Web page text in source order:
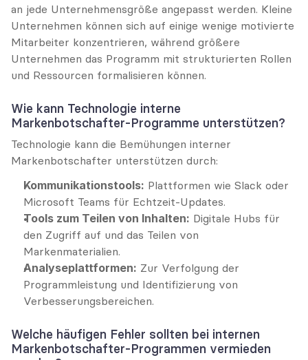
an jede Unternehmensgröße angepasst werden. Kleine
Unternehmen können sich auf einige wenige motivierte
Mitarbeiter konzentrieren, während größere
Unternehmen das Programm mit strukturierten Rollen
und Ressourcen formalisieren können.
Wie kann Technologie interne
Markenbotschafter-Programme unterstützen?
Technologie kann die Bemühungen interner
Markenbotschafter unterstützen durch:
Kommunikationstools: Plattformen wie Slack oder
Microsoft Teams für Echtzeit-Updates.
Tools zum Teilen von Inhalten: Digitale Hubs für
den Zugriff auf und das Teilen von
Markenmaterialien.
Analyseplattformen: Zur Verfolgung der
Programmleistung und Identifizierung von
Verbesserungsbereichen.
Welche häufigen Fehler sollten bei internen
Markenbotschafter-Programmen vermieden